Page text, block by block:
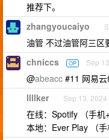
推荐下。
zhangyoucaiyo
油管 不过油管阿三区
chniccs OP Sep
@abeacc #11 网易云
llllker Sep 13, 2024
在线：Spotify （手机
本地：Ever Play （手